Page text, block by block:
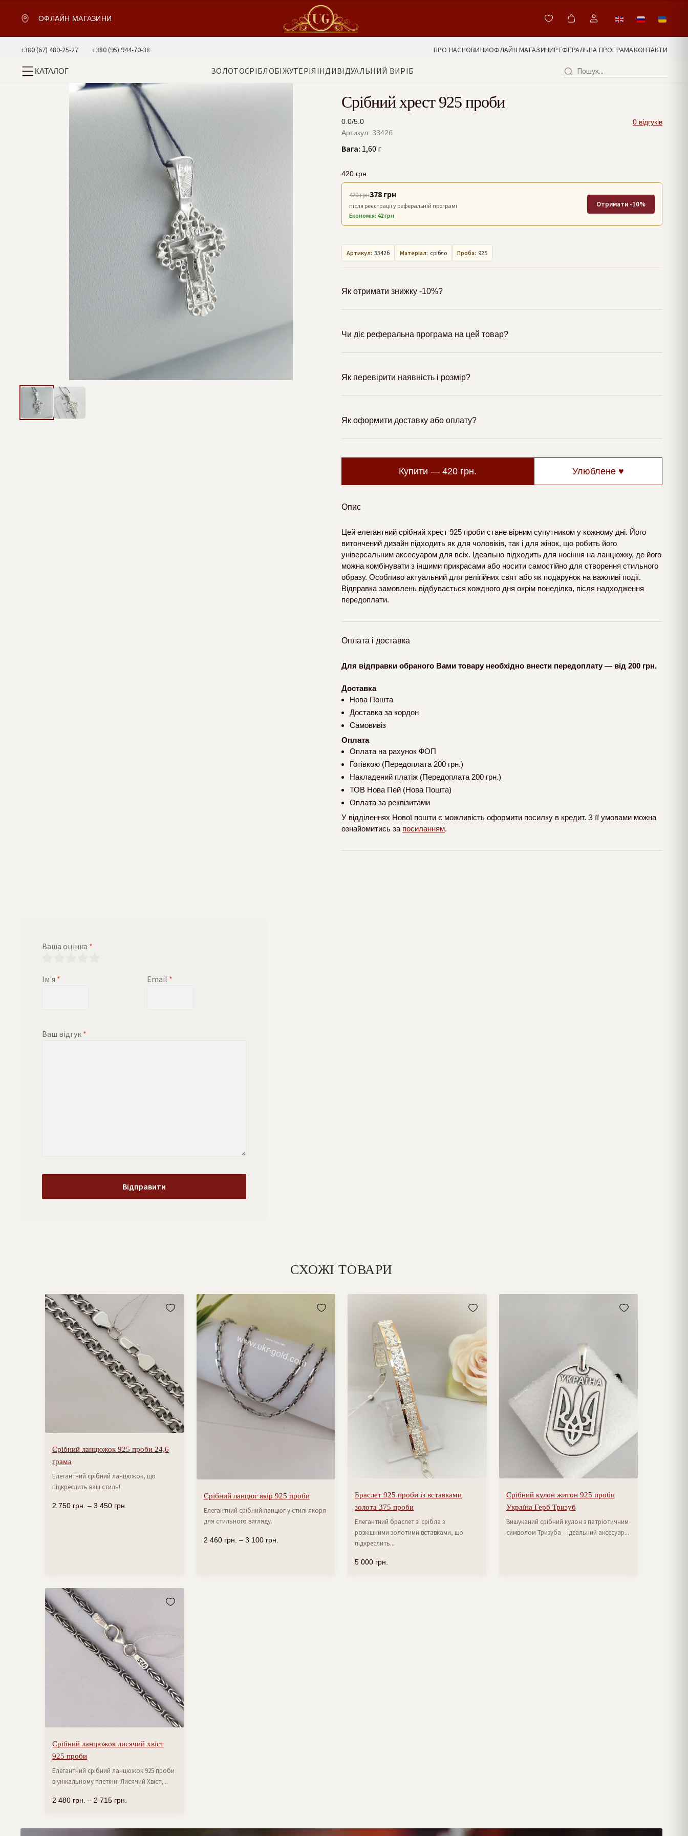
ОФЛАЙН МАГАЗИНИ
+380 (67) 480-25-27 +380 (95) 944-70-38 ПРО НАСНОВИНИОФЛАЙН МАГАЗИНИРЕФЕРАЛЬНА ПРОГРАМАКОНТАКТИ
КАТАЛОГ ЗОЛОТОСРІБЛОБІЖУТЕРІЯ ІНДИВІДУАЛЬНИЙ ВИРІБ
Срібний хрест 925 проби
0.0/5.0
0 відгуків
Артикул: 3342б
Вага: 1,60 г
420 грн.
420 грн378 грн
після реєстрації у реферальній програмі
Економія: 42 грн
Отримати -10%
Артикул: 3342б Матеріал: срібло Проба: 925
Як отримати знижку -10%?
Чи діє реферальна програма на цей товар?
Як перевірити наявність і розмір?
Як оформити доставку або оплату?
Купити —420 грн. Улюблене ♥
Опис
Цей елегантний срібний хрест 925 проби стане вірним супутником у кожному дні. Його
витончений дизайн підходить як для чоловіків, так і для жінок, що робить його
універсальним аксесуаром для всіх. Ідеально підходить для носіння на ланцюжку, де його
можна комбінувати з іншими прикрасами або носити самостійно для створення стильного
образу. Особливо актуальний для релігійних свят або як подарунок на важливі події.
Відправка замовлень відбувається кождного дня окрім понеділка, після надходження
передоплати.
Оплата і доставка
Для відправки обраного Вами товару необхідно внести передоплату — від 200 грн.
Доставка
Нова Пошта
Доставка за кордон
Самовивіз
Оплата
Оплата на рахунок ФОП
Готівкою (Передоплата 200 грн.)
Накладений платіж (Передоплата 200 грн.)
ТОВ Нова Пей (Нова Пошта)
Оплата за реквізитами
У відділеннях Нової пошти є можливість оформити посилку в кредит. З її умовами можна
ознайомитись за посиланням.
Ваша оцінка *
Ім'я * Email *
Ваш відгук *
СХОЖІ ТОВАРИ
Срібний ланцюжок 925 проби 24,6
грама
Елегантний срібний ланцюжок, що
підкреслить ваш стиль!
2 750 грн. – 3 450 грн.
Срібний ланцюг якір 925 проби
Елегантний срібний ланцюг у стилі якоря
для стильного вигляду.
2 460 грн. – 3 100 грн.
Браслет 925 проби із вставками
золота 375 проби
Елегантний браслет зі срібла з
розкішними золотими вставками, що
підкреслить...
5 000 грн.
Срібний кулон житон 925 проби
Україна Герб Тризуб
Вишуканий срібний кулон з патріотичним
символом Тризуба – ідеальний аксесуар...
Срібний ланцюжок лисячий хвіст
925 проби
Елегантний срібний ланцюжок 925 проби
в унікальному плетінні Лисячий Хвіст,...
2 480 грн. – 2 715 грн.